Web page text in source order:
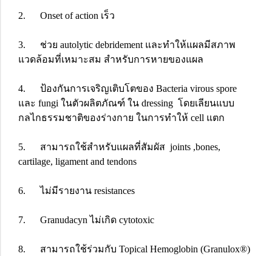
2. Onset of action เร็ว
3. ช่วย autolytic debridement และทำให้แผลมีสภาพ
แวดล้อมที่เหมาะสม สำหรับการหายของแผล
4. ป้องกันการเจริญเติบโตของ Bacteria virous spore
และ fungi ในตัวผลิตภัณฑ์ ใน dressing โดยเลียนแบบ
กลไกธรรมชาติของร่างกาย ในการทำให้ cell แตก
5. สามารถใช้สำหรับแผลที่สัมผัส joints ,bones,
cartilage, ligament and tendons
6. ไม่มีรายงาน resistances
7. Granudacyn ไม่เกิด cytotoxic
8. สามารถใช้ร่วมกับ Topical Hemoglobin (Granulox®)